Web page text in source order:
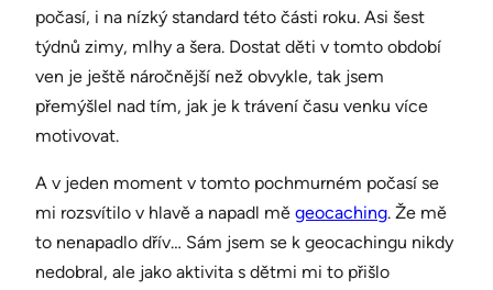
počasí, i na nízký standard této části roku. Asi šest
týdnů zimy, mlhy a šera. Dostat děti v tomto období
ven je ještě náročnější než obvykle, tak jsem
přemýšlel nad tím, jak je k trávení času venku více
motivovat.
A v jeden moment v tomto pochmurném počasí se
mi rozsvítilo v hlavě a napadl mě geocaching. Že mě
to nenapadlo dřív… Sám jsem se k geocachingu nikdy
nedobral, ale jako aktivita s dětmi mi to přišlo